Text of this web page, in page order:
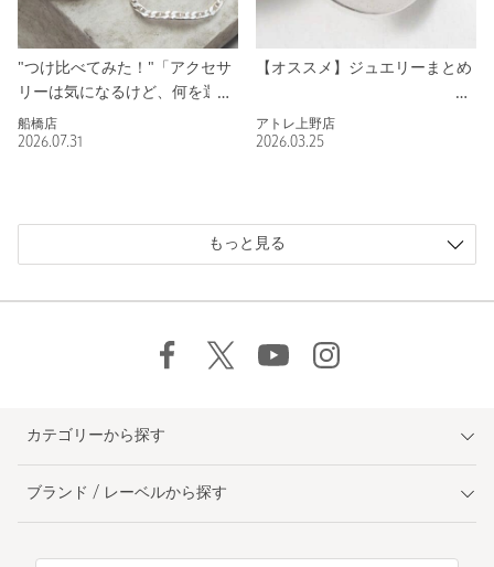
"つけ比べてみた！"「アクセサ
リーは気になるけど、何を選べ
ばいいか分からない。」そんな
方へ。
船橋店
2026.07.31
【オススメ】ジュエリーまとめ
アトレ上野店
2026.03.25
もっと見る
カテゴリーから探す
ブランド / レーベルから探す